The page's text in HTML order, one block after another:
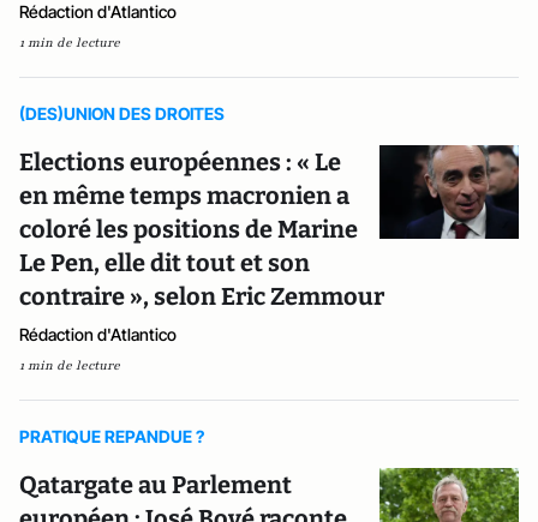
Rédaction d'Atlantico
1 min de lecture
(DES)UNION DES DROITES
Elections européennes : « Le
en même temps macronien a
coloré les positions de Marine
Le Pen, elle dit tout et son
contraire », selon Eric Zemmour
Rédaction d'Atlantico
1 min de lecture
PRATIQUE REPANDUE ?
Qatargate au Parlement